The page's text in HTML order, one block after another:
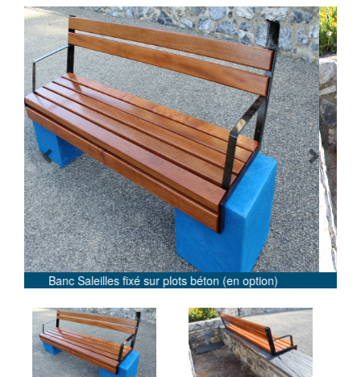
Banc Saleilles à fixer sur support
Previous Next